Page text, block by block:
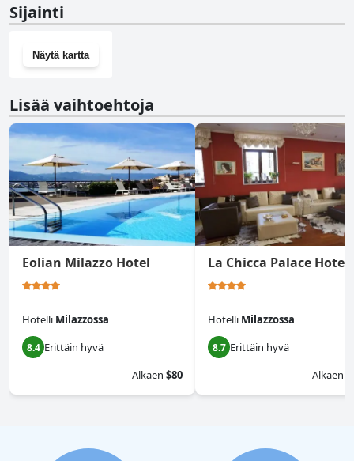
Sijainti
Näytä kartta
Lisää vaihtoehtoja
Eolian Milazzo Hotel
Hotelli Milazzossa
8.4 Erittäin hyvä
Alkaen $80
La Chicca Palace Hotel
Hotelli Milazzossa
8.7 Erittäin hyvä
Alkaen